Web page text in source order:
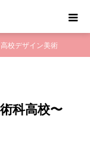
高校デザイン美術
科高校〜